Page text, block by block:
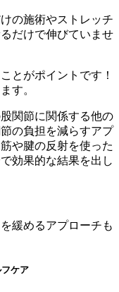
の施術やストレッチ
だけで伸びていませ
とがポイントです！
す。
関節に関係する他の
の負担を減らすアプ
や腱の反射を使った
効果的な結果を出し
緩めるアプローチも
ケア